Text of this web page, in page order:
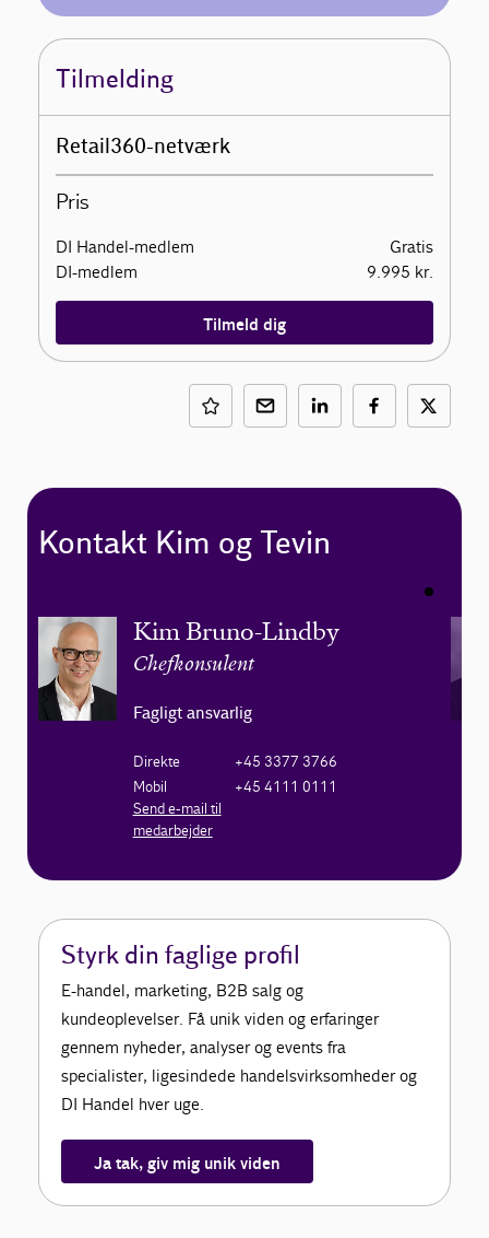
Tilmelding
Retail360-netværk
Pris
DI Handel-medlem
Gratis
DI-medlem
9.995 kr.
Tilmeld dig
Kontakt Kim og Tevin
Kim Bruno-Lindby
Chefkonsulent
Fagligt ansvarlig
Direkte
+45 3377 3766
Mobil
+45 4111 0111
Send e-mail til
medarbejder
Styrk din faglige profil
E-handel, marketing, B2B salg og
kundeoplevelser. Få unik viden og erfaringer
gennem nyheder, analyser og events fra
specialister, ligesindede handelsvirksomheder og
DI Handel hver uge.
Ja tak, giv mig unik viden